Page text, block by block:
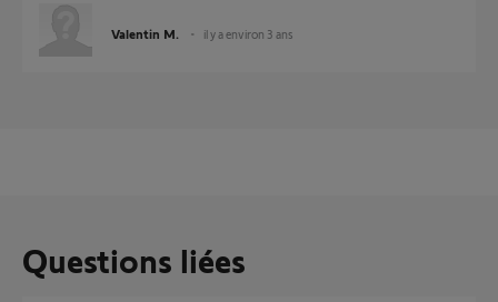
Valentin M. il y a environ 3 ans
Questions liées